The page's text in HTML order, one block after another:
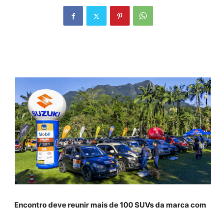
Encontro deve reunir mais de 100 SUVs da marca com